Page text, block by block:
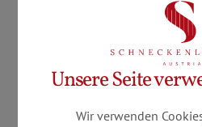
Unsere Seite
Wir verwenden